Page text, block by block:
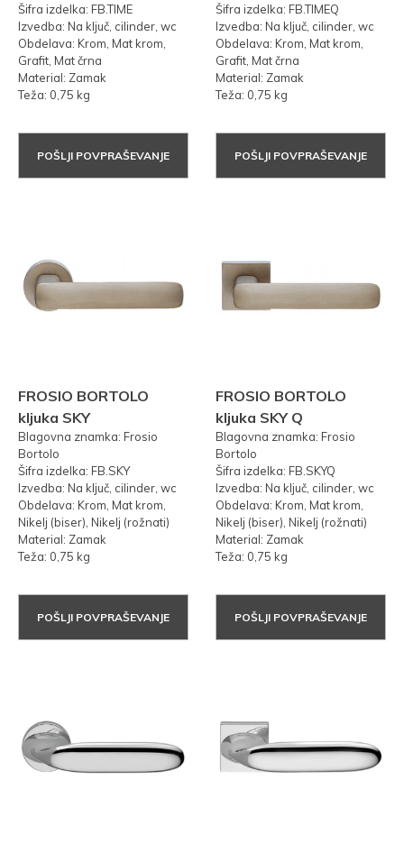
Šifra izdelka: FB.TIME
Izvedba: Na ključ, cilinder, wc
Obdelava: Krom, Mat krom,
Grafit, Mat črna
Material: Zamak
Teža: 0,75 kg
POŠLJI POVPRAŠEVANJE
Šifra izdelka: FB.TIMEQ
Izvedba: Na ključ, cilinder, wc
Obdelava: Krom, Mat krom,
Grafit, Mat črna
Material: Zamak
Teža: 0,75 kg
POŠLJI POVPRAŠEVANJE
FROSIO BORTOLO
kljuka SKY
Blagovna znamka: Frosio
Bortolo
Šifra izdelka: FB.SKY
Izvedba: Na ključ, cilinder, wc
Obdelava: Krom, Mat krom,
Nikelj (biser), Nikelj (rožnati)
Material: Zamak
Teža: 0,75 kg
POŠLJI POVPRAŠEVANJE
FROSIO BORTOLO
kljuka SKY Q
Blagovna znamka: Frosio
Bortolo
Šifra izdelka: FB.SKYQ
Izvedba: Na ključ, cilinder, wc
Obdelava: Krom, Mat krom,
Nikelj (biser), Nikelj (rožnati)
Material: Zamak
Teža: 0,75 kg
POŠLJI POVPRAŠEVANJE